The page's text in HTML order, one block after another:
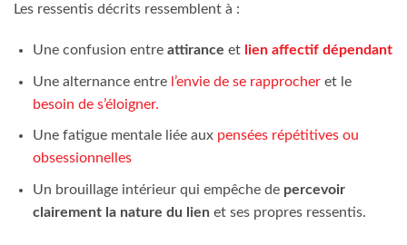
Les ressentis décrits ressemblent à :
Une confusion entre attirance et lien affectif dépendant
Une alternance entre l’envie de se rapprocheret le
besoin de s’éloigner.
Une fatigue mentale liée aux pensées répétitives ou
obsessionnelles
Un brouillage intérieur qui empêche de percevoir
clairement la nature du lien et ses propres ressentis.